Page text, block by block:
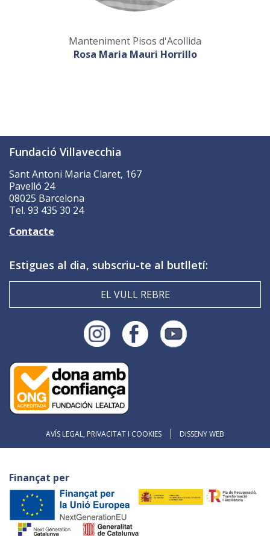
Manteniment Pisos d'Acollida
Rosa Maria Mauri Horrillo
Fundació Villavecchia
Sant Antoni Maria Claret, 167
Pavelló 24
08025 Barcelona
Tel. 93 435 30 24
Contacte
Estigues al dia, subscriu-te al butlletí:
EL VULL REBRE
AVÍS LEGAL, PRIVACITAT I COOKIES DISSENY WEB
Finançat per